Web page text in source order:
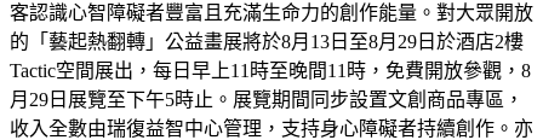
客認識心智障礙者豐富且充滿生命力的創作能量。對大眾開放
的「藝起熱翻轉」公益畫展將於8月13日至8月29日於酒店2樓
Tactic空間展出，每日早上11時至晚間11時，免費開放參觀，8
月29日展覽至下午5時止。展覽期間同步設置文創商品專區，
收入全數由瑞復益智中心管理，支持身心障礙者持續創作。亦